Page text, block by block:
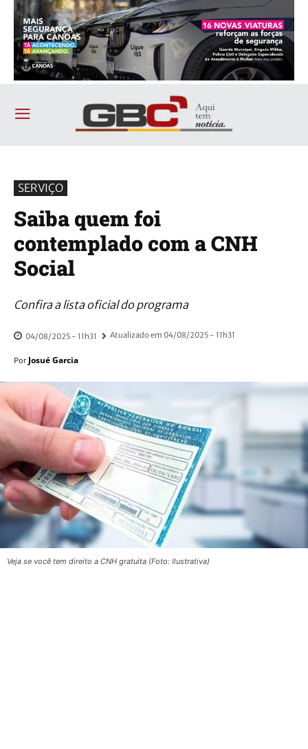
SERVIÇO
Saiba quem foi
contemplado com a CNH
Social
Confira a lista oficial do programa
04/08/2025 - 11h31 Atualizado em 04/08/2025 - 11h31
Por Josué Garcia
Veja se você tem direito a CNH gratuita (Foto: Ilustrativa)